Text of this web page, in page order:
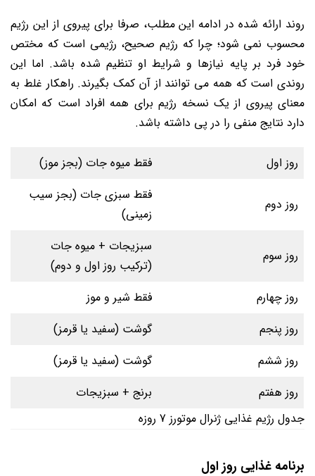
روند ارائه شده در ادامه این مطلب، صرفا برای پیروی از این رژیم
محسوب نمی ‌شود؛ چرا که رژیم صحیح، رژیمی است که مختص
خود فرد بر پایه نیازها و شرایط او تنظیم شده باشد. اما این
روندی است که همه می توانند از آن کمک بگیرند. راهکار غلط به
معنای پیروی از یک نسخه رژیم برای همه افراد است که امکان
دارد نتایج منفی را در پی داشته باشد.
روز اول فقط میوه جات (بجز موز)
روز دوم
فقط سبزی جات (بجز سیب
زمینی)
روز سوم
سبزیجات + میوه جات
(ترکیب روز اول و دوم)
روز چهارم
فقط شیر و موز
روز پنجم
گوشت (سفید یا قرمز)
روز ششم
گوشت (سفید یا قرمز)
روز هفتم
برنج + سبزیجات
جدول رژیم غذایی ژنرال موتورز 7 روزه
برنامه غذایی روز اول